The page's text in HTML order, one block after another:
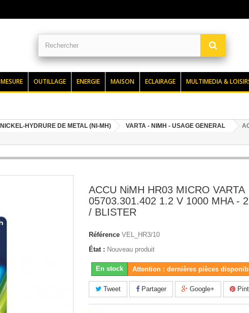
MESURE OUTILLAGE ENERGIE MAISON ECLAIRAGE MULTIMEDIA &
NICKEL-HYDRURE DE METAL (NI-MH) VARTA - NIMH - USAGE GENERAL
ACCU NiMH HR03 MICRO VARTA
05703.301.402 1.2 V 1000 MHA -
/ BLISTER
Référence VEL_HR3/10
État : Nouveau produit
En stock Attention : dernières pièces
Tweet Partager Google+